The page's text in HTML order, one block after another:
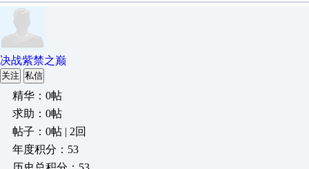
决战紫禁之巅
关注 私信
精华：0帖
求助：0帖
帖子：0帖 | 2回
年度积分：53